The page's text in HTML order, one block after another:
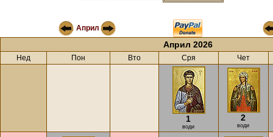
Април
Април 2026
Нед Пон Вто Сря Чет
1
води
2
води